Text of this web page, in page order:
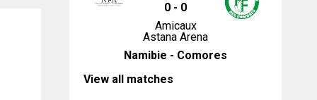
0 - 0
Amicaux
Astana Arena
Namibie - Comores
View all matches